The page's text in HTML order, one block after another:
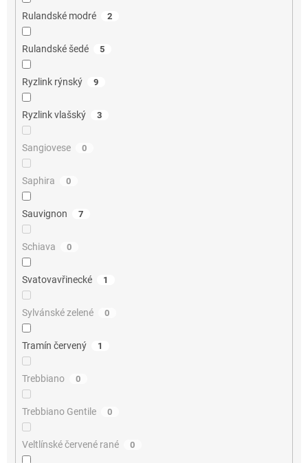
Rulandské modré 2
Rulandské šedé 5
Ryzlink rýnský 9
Ryzlink vlašský 3
Sangiovese 0
Saphira 0
Sauvignon 7
Schiava 0
Svatovavřinecké 1
Sylvánské zelené 0
Tramín červený 1
Trebbiano 0
Trebbiano Gentile 0
Veltlínské červené rané 0